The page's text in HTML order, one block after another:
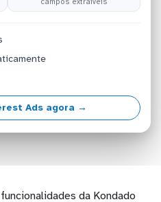
Ads agora →
da Kondado